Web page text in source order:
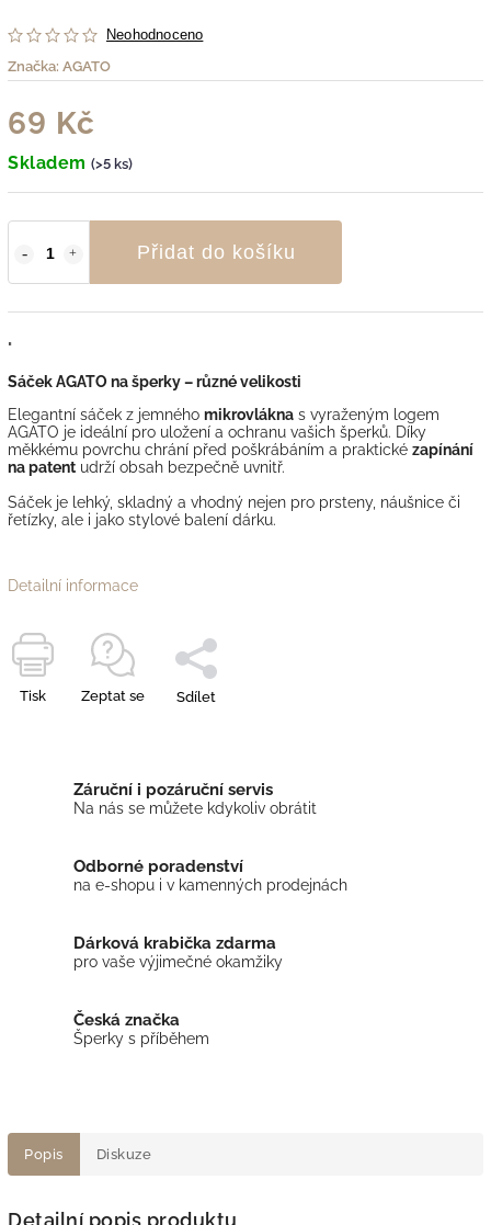
Neohodnoceno
Značka: AGATO
69 Kč
Skladem (>5 ks)
Přidat do košíku
"
Sáček AGATO na šperky – různé velikosti
Elegantní sáček z jemného mikrovlákna s vyraženým logem
AGATO je ideální pro uložení a ochranu vašich šperků. Díky
měkkému povrchu chrání před poškrábáním a praktické zapínání
na patent udrží obsah bezpečně uvnitř.
Sáček je lehký, skladný a vhodný nejen pro prsteny, náušnice či
řetízky, ale i jako stylové balení dárku.
Detailní informace
Tisk Zeptat se Sdílet
Záruční i pozáruční servis
Na nás se můžete kdykoliv obrátit
Odborné poradenství
na e-shopu i v kamenných prodejnách
Dárková krabička zdarma
pro vaše výjimečné okamžiky
Česká značka
Šperky s příběhem
Popis Diskuze
Detailní popis produktu